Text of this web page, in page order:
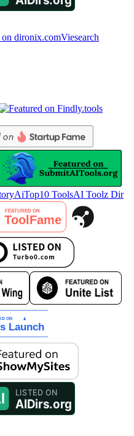
Viesearch
AiTop10 ToolsAI Toolz Dir